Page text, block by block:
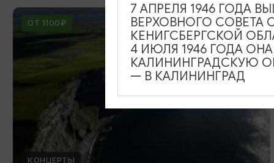
ОТ 1100₽
КОНЦЕРТЫ
7 АПРЕЛЯ 1946 ГОДА
ВЕРХОВНОГО СОВЕТА
КЕНИГСБЕРГСКОЙ
4 ИЮЛЯ 1946 ГОДА
КАЛИНИНГРАДСКУЮ
— В КАЛИНИНГРАД